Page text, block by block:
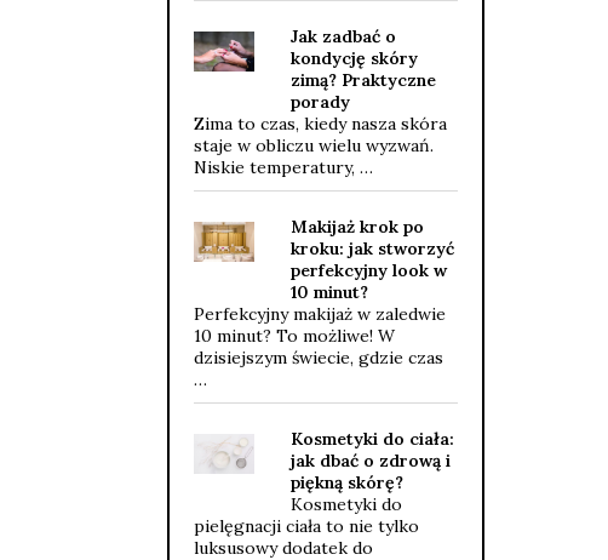
Jak zadbać o
kondycję skóry
zimą? Praktyczne
porady
Zima to czas, kiedy nasza skóra
staje w obliczu wielu wyzwań.
Niskie temperatury, …
Makijaż krok po
kroku: jak stworzyć
perfekcyjny look w
10 minut?
Perfekcyjny makijaż w zaledwie
10 minut? To możliwe! W
dzisiejszym świecie, gdzie czas
…
Kosmetyki do ciała:
jak dbać o zdrową i
piękną skórę?
Kosmetyki do
pielęgnacji ciała to nie tylko
luksusowy dodatek do